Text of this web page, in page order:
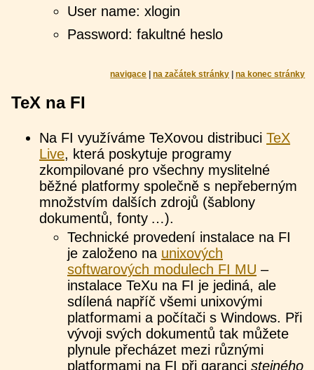
User name: xlogin
Password: fakultné heslo
navigace |na začátek stránky |na konec stránky
TeX na FI
Na FI využíváme TeXovou distribuci TeX
Live, která poskytuje programy
zkompilované pro všechny myslitelné
běžné platformy společně s nepřeberným
množstvím dalších zdrojů (šablony
dokumentů, fonty …).
Technické provedení instalace na FI
je založeno na unixových
softwarových modulech FI MU –
instalace TeXu na FI je jediná, ale
sdílená napříč všemi unixovými
platformami a počítači s Windows. Při
vývoji svých dokumentů tak můžete
plynule přecházet mezi různými
platformami na FI při garanci stejného